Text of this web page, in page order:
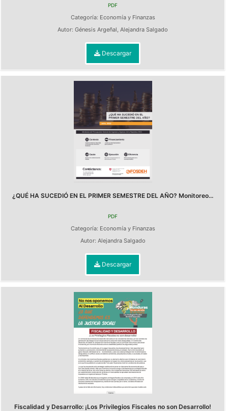
PDF
Categoría: Economía y Finanzas
Autor: Génesis Argeñal, Alejandra Salgado
Descargar
¿QUÉ HA SUCEDIÓ EN EL PRIMER SEMESTRE DEL AÑO? Monitoreo...
PDF
Categoría: Economía y Finanzas
Autor: Alejandra Salgado
Descargar
Fiscalidad y Desarrollo: ¡Los Privilegios Fiscales no son Desarrollo!